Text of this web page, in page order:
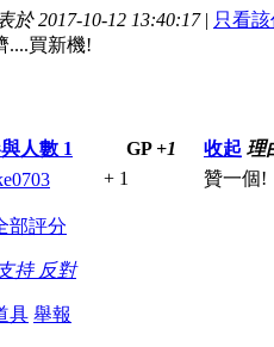
於 2017-10-12 13:40:17 | 只看
....買新機!
人數 1 GP +1 收起 理
+ 1 贊一個!
部評分
支持 反對
具 舉報